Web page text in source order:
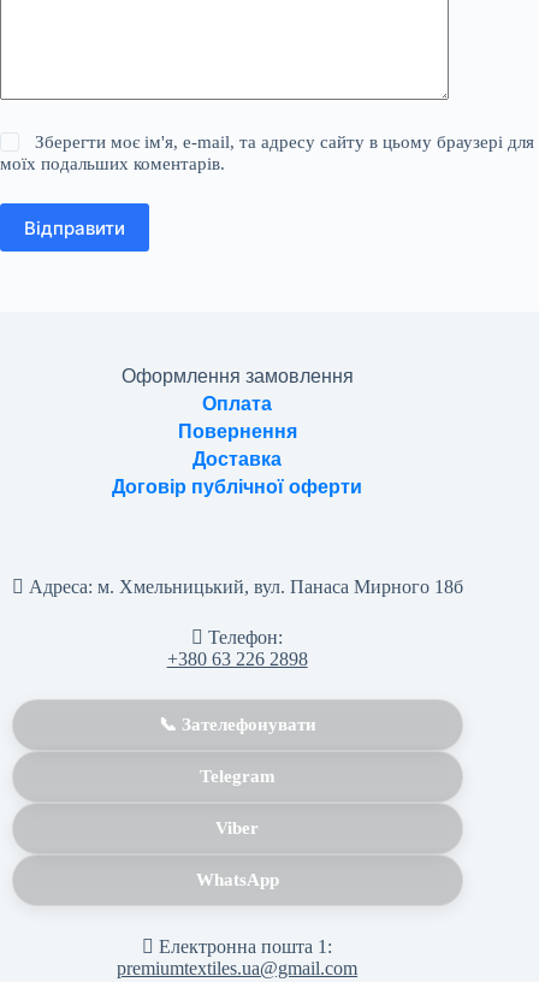
Зберегти моє ім'я, e-mail, та адресу сайту в цьому браузері для
моїх подальших коментарів.
Відправити
Оформлення замовлення
Оплата
Повернення
Доставка
Договір публічної оферти
Адреса: м. Хмельницький, вул. Панаса Мирного 18б
Телефон:
+380 63 226 2898
📞 Зателефонувати
Telegram
Viber
WhatsApp
Електронна пошта 1:
premiumtextiles.ua@gmail.com